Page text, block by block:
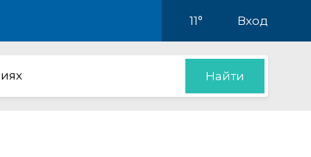
11° Вход
Найти